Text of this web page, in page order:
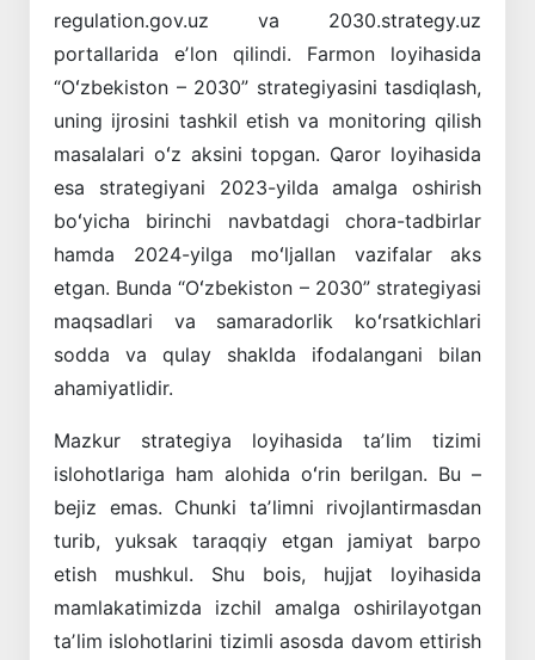
regulation.gov.uz va 2030.strategy.uz
portallarida eʼlon qilindi. Farmon loyihasida
“Oʻzbekiston – 2030” strategiyasini tasdiqlash,
uning ijrosini tashkil etish va monitoring qilish
masalalari oʻz aksini topgan. Qaror loyihasida
esa strategiyani 2023-yilda amalga oshirish
boʻyicha birinchi navbatdagi chora-tadbirlar
hamda 2024-yilga moʻljallan vazifalar aks
etgan. Bunda “Oʻzbekiston – 2030” strategiyasi
maqsadlari va samaradorlik koʻrsatkichlari
sodda va qulay shaklda ifodalangani bilan
ahamiyatlidir.
Mazkur strategiya loyihasida taʼlim tizimi
islohotlariga ham alohida oʻrin berilgan. Bu –
bejiz emas. Chunki taʼlimni rivojlantirmasdan
turib, yuksak taraqqiy etgan jamiyat barpo
etish mushkul. Shu bois, hujjat loyihasida
mamlakatimizda izchil amalga oshirilayotgan
taʼlim islohotlarini tizimli asosda davom ettirish